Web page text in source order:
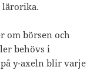
lärorika.
om börsen och
behövs i
y-axeln blir varje